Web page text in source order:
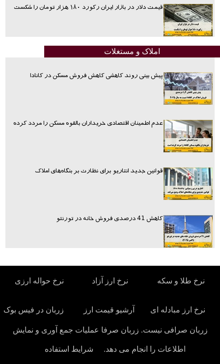
قیمت دلار در بازار ایران رکورد ۱۸۰ هزار تومان را شکست
املاک و مستغلات
پیش بینی روند کاهشی کاهش فروش مسکن در کانادا
عدم اطمینان اقتصادی خریداران بالقوه مسکن را مردد کرده
قوانین جدید انتاریو برای نظارت بر بنگاه‌های املاک
کاهش 41 درصدی فروش خانه در تورنتو
نرخ طلا و سکه نرخ ارز آزاد نرخ حواله ارزی
نرخ ارز مبادله ای آرشیو قیمت ارز زربان در فیس بوک
زربان صرافی نیست. زربان صرفا عملیات جمع آوری و نمایش
اطلاعات را انجام می دهد. شرایط استفاده